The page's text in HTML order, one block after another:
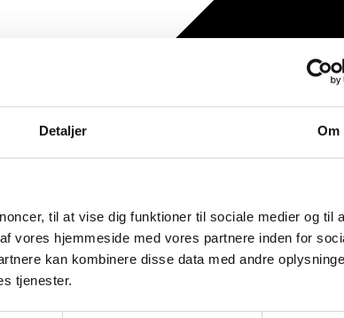
Detaljer Om
til at vise dig funktioner til sociale medier og til
vores hjemmeside med vores partnere inden for
kan kombinere disse data med andre
tjenester.